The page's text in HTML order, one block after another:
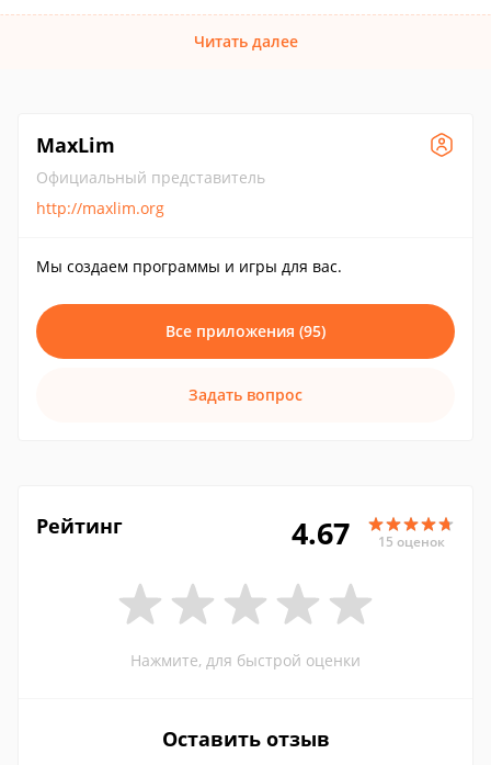
Читать далее
MaxLim
Официальный представитель
http://maxlim.org
Мы создаем программы и игры для вас.
Все приложения (95)
Задать вопрос
Рейтинг 4.67 15 оценок
Нажмите, для быстрой оценки
Оставить отзыв